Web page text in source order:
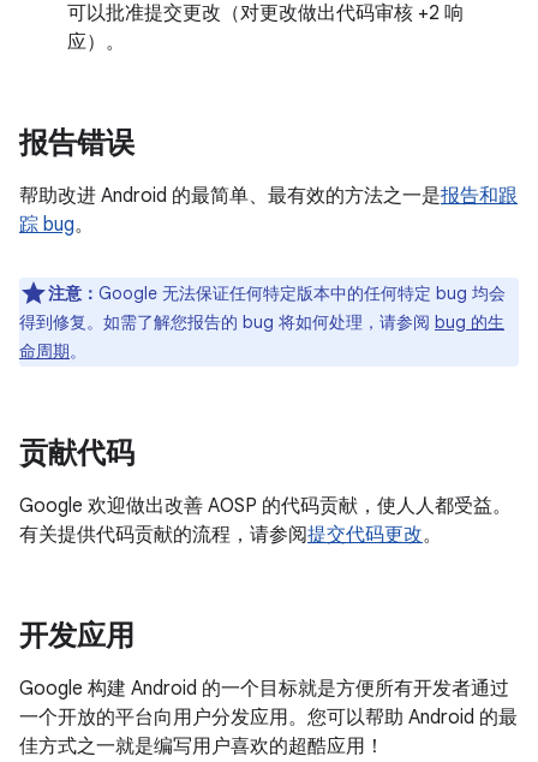
可以批准提交更改（对更改做出代码审核 +2 响
应）。
报告错误
帮助改进 Android 的最简单、最有效的方法之一是报告和跟
踪 bug。
注意： Google 无法保证任何特定版本中的任何特定 bug 均会
得到修复。如需了解您报告的 bug 将如何处理，请参阅 bug 的生
命周期。
贡献代码
Google 欢迎做出改善 AOSP 的代码贡献，使人人都受益。
有关提供代码贡献的流程，请参阅提交代码更改。
开发应用
Google 构建 Android 的一个目标就是方便所有开发者通过
一个开放的平台向用户分发应用。您可以帮助 Android 的最
佳方式之一就是编写用户喜欢的超酷应用！